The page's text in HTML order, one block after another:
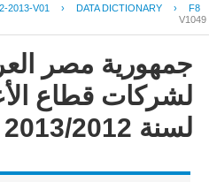
2013-V01 › DATA DICTIONARY › F8
V1049
جمهورية مصر
لشركات قطاع
لسنة 2013/2012